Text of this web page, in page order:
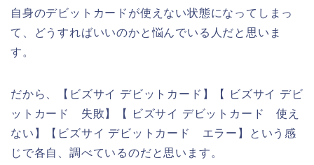
自身のデビットカードが使えない状態になってしまっ
て、どうすればいいのかと悩んでいる人だと思いま
す。
だから、【ビズサイ デビットカード】【 ビズサイ デビ
ットカード 失敗】【 ビズサイ デビットカード 使え
ない】【ビズサイ デビットカード エラー】という感
じで各自、調べているのだと思います。